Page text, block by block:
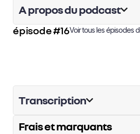
A propos du podcast
épisode #16Voir tous les épisodes
Transcription
Frais et marquants